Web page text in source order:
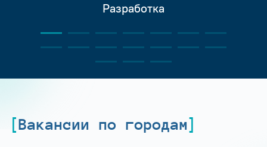
Разработка
Вакансии по городам